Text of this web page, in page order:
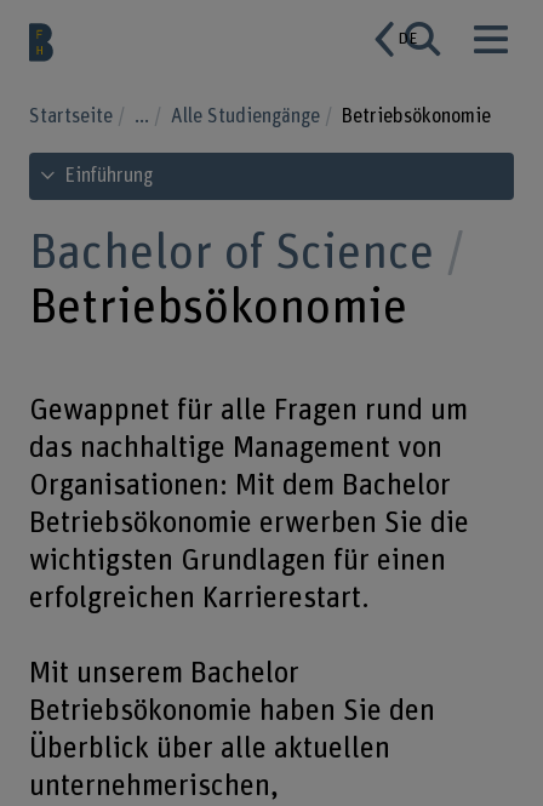
DE
Startseite ... Alle Studiengänge Betriebsökonomie
Inhaltsverzeichnis ansehen
Einführung
Bachelor of Science
Betriebsökonomie
Gewappnet für alle Fragen rund um
das nachhaltige Management von
Organisationen: Mit dem Bachelor
Betriebsökonomie erwerben Sie die
wichtigsten Grundlagen für einen
erfolgreichen Karrierestart.
Mit unserem Bachelor
Betriebsökonomie haben Sie den
Überblick über alle aktuellen
unternehmerischen,